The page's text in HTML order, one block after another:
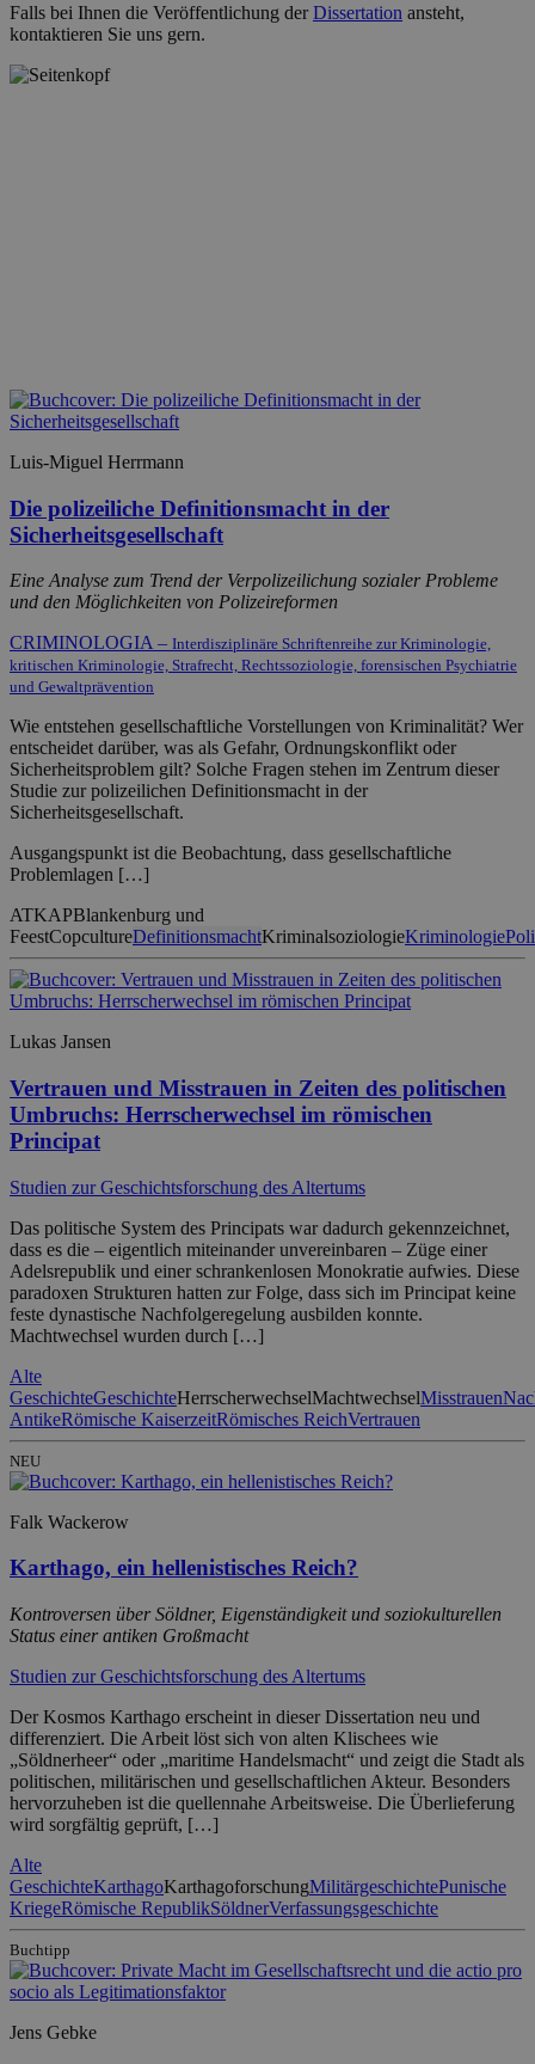
Falls bei Ihnen die Veröffentlichung derDissertation ansteht,
kontaktieren Sie uns gern.
Luis-Miguel Herrmann
Die polizeiliche Definitionsmacht in der
Sicherheitsgesellschaft
Eine Analyse zum Trend der Verpolizeilichung sozialer Probleme
und den Möglichkeiten von Polizeireformen
CRIMINOLOGIA – Interdisziplinäre Schriftenreihe zur Kriminologie,
kritischen Kriminologie, Strafrecht, Rechtssoziologie, forensischen Psychiatrie
und Gewaltprävention
Wie entstehen gesellschaftliche Vorstellungen von Kriminalität? Wer
entscheidet darüber, was als Gefahr, Ordnungskonflikt oder
Sicherheitsproblem gilt? Solche Fragen stehen im Zentrum dieser
Studie zur polizeilichen Definitionsmacht in der
Sicherheitsgesellschaft.
Ausgangspunkt ist die Beobachtung, dass gesellschaftliche
Problemlagen […]
ATKAPBlankenburg und
FeestCopcultureDefinitionsmachtKriminalsoziologieKriminologie
Lukas Jansen
Vertrauen und Misstrauen in Zeiten des politischen
Umbruchs: Herrscherwechsel im römischen
Principat
Studien zur Geschichtsforschung des Altertums
Das politische System des Principats war dadurch gekennzeichnet,
dass es die – eigentlich miteinander unvereinbaren – Züge einer
Adelsrepublik und einer schrankenlosen Monokratie aufwies. Diese
paradoxen Strukturen hatten zur Folge, dass sich im Principat keine
feste dynastische Nachfolgeregelung ausbilden konnte.
Machtwechsel wurden durch […]
Alte
GeschichteGeschichteHerrscherwechselMachtwechselMisstrauen
AntikeRömische KaiserzeitRömisches ReichVertrauen
NEU
Falk Wackerow
Karthago, ein hellenistisches Reich?
Kontroversen über Söldner, Eigenständigkeit und soziokulturellen
Status einer antiken Großmacht
Studien zur Geschichtsforschung des Altertums
Der Kosmos Karthago erscheint in dieser Dissertation neu und
differenziert. Die Arbeit löst sich von alten Klischees wie
„Söldnerheer“ oder „maritime Handelsmacht“ und zeigt die Stadt als
politischen, militärischen und gesellschaftlichen Akteur. Besonders
hervorzuheben ist die quellennahe Arbeitsweise. Die Überlieferung
wird sorgfältig geprüft, […]
Alte
GeschichteKarthagoKarthagoforschungMilitärgeschichtePunische
KriegeRömische RepublikSöldnerVerfassungsgeschichte
Buchtipp
Jens Gebke